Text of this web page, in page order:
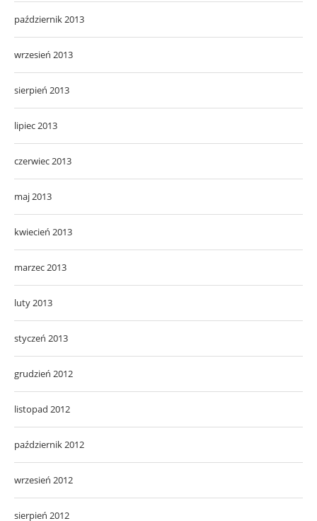
październik 2013
wrzesień 2013
sierpień 2013
lipiec 2013
czerwiec 2013
maj 2013
kwiecień 2013
marzec 2013
luty 2013
styczeń 2013
grudzień 2012
listopad 2012
październik 2012
wrzesień 2012
sierpień 2012